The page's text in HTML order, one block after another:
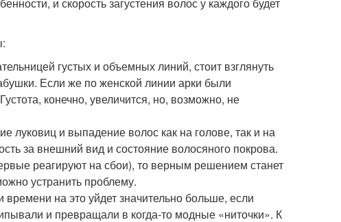
густых и объемных линий, стоит взглянуть
Если же по женской линии арки были
конечно, увеличится, но, возможно, не
луковиц и выпадение волос как на голове, так и на
за внешний вид и состояние волосяного покрова.
реагируют на сбои), то верным решением станет
устранить проблему.
на это уйдет значительно больше, если
и превращали в когда-то модные «ниточки». К